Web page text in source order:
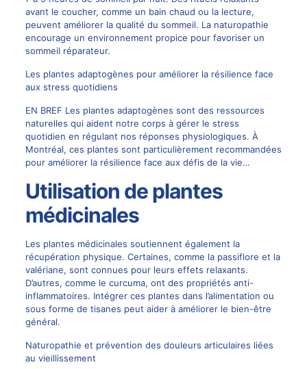
avant le coucher, comme un bain chaud ou la lecture,
peuvent améliorer la qualité du sommeil. La naturopathie
encourage un environnement propice pour favoriser un
sommeil réparateur.
Les plantes adaptogènes pour améliorer la résilience face
aux stress quotidiens
EN BREF Les plantes adaptogènes sont des ressources
naturelles qui aident notre corps à gérer le stress
quotidien en régulant nos réponses physiologiques. À
Montréal, ces plantes sont particulièrement recommandées
pour améliorer la résilience face aux défis de la vie…
Utilisation de plantes
médicinales
Les plantes médicinales soutiennent également la
récupération physique. Certaines, comme la passiflore et la
valériane, sont connues pour leurs effets relaxants.
D’autres, comme le curcuma, ont des propriétés anti-
inflammatoires. Intégrer ces plantes dans l’alimentation ou
sous forme de tisanes peut aider à améliorer le bien-être
général.
Naturopathie et prévention des douleurs articulaires liées
au vieillissement